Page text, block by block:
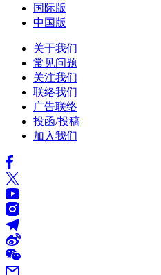
国际版
中国版
关于我们
常见问题
关注我们
联络我们
广告联络
投函/投稿
加入我们